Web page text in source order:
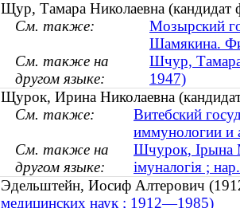
Щур, Тамара Николаевна (кандидат
См. также:
Мозырский
Шамякина.
См. также на
другом языке:
Шчур, Тамара
1947)
Щурок, Ирина Николаевна
См. также:
Витебский
иммунологии и
См. также на
другом языке:
Шчурок, Ірына
імуналогія ;
Эдельштейн, Иосиф Алтерович
медицинских наук ; 1912—1985)